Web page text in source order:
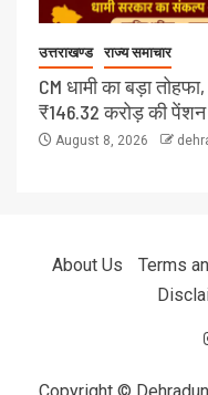
उत्तराखण्ड राज्य समाचार
CM धामी का बड़ा
₹146.32 करोड़ की पेंशन
August 8, 2026
About Us Terms